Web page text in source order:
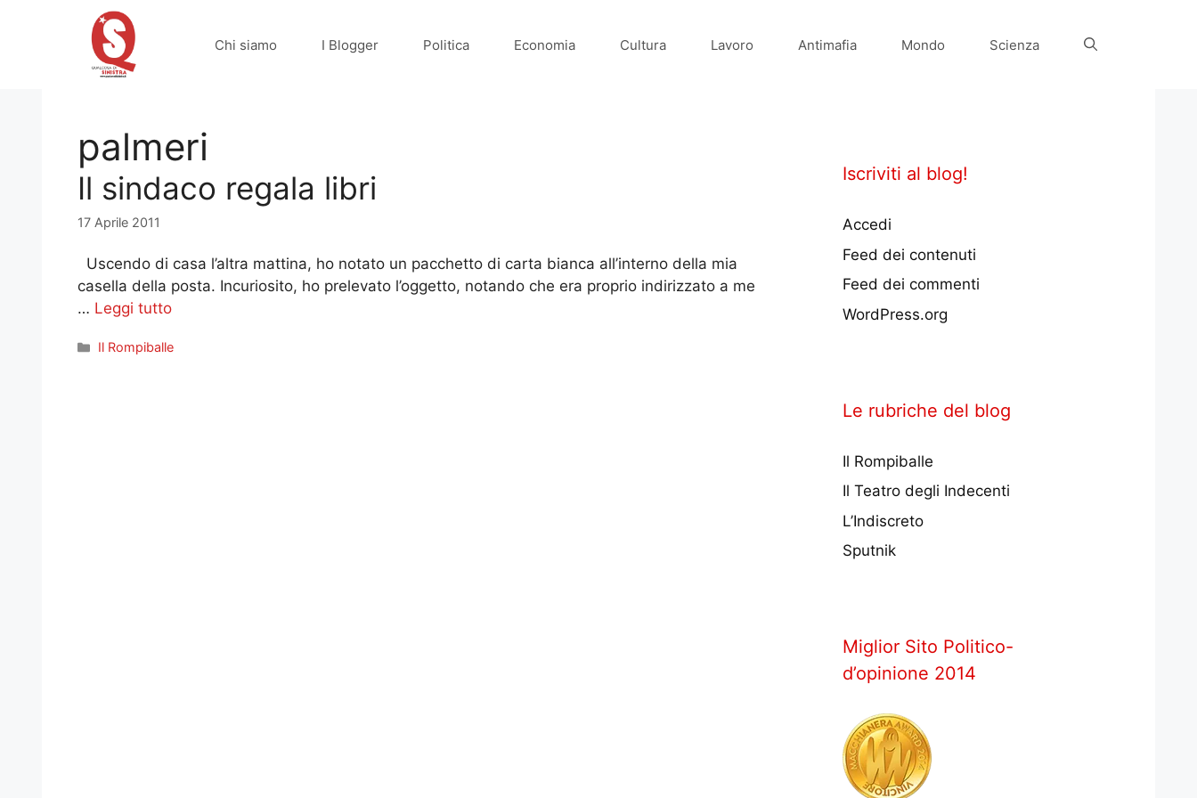
Chi siamo I Blogger Politica Economia Cultura Lavoro Antimafia Mondo Scienza
palmeri
Il sindaco regala libri
17 Aprile 2011
Uscendo di casa l’altra mattina, ho notato un pacchetto di carta bianca all’interno della mia
casella della posta. Incuriosito, ho prelevato l’oggetto, notando che era proprio indirizzato a me
… Leggi tutto
Categorie
Il Rompiballe
Iscriviti al blog!
Accedi
Feed dei contenuti
Feed dei commenti
WordPress.org
Le rubriche del blog
Il Rompiballe
Il Teatro degli Indecenti
L’Indiscreto
Sputnik
Miglior Sito Politico-
d’opinione 2014